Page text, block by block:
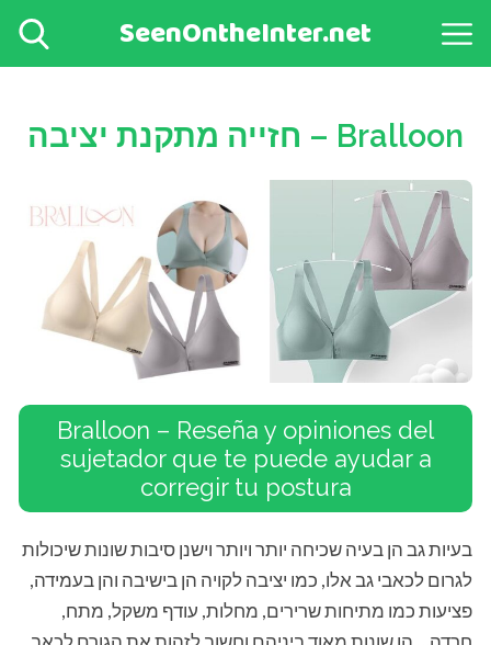
SeenOntheInter.net
Bralloon – חזייה מתקנת יציבה
Bralloon – Reseña y opiniones del
sujetador que te puede ayudar a
corregir tu postura
בעיות גב הן בעיה שכיחה יותר ויותר וישנן סיבות שונות שיכולות
לגרום לכאבי גב אלו, כמו יציבה לקויה הן בישיבה והן בעמידה,
פציעות כמו מתיחות שרירים, מחלות, עודף משקל, מתח,